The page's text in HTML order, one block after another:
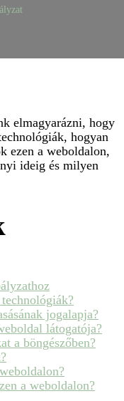
elmagyarázni, hogy
hogyan
ezen a weboldalon,
ideig és milyen
jogalapja?
látogatója?
a böngészőben?
a weboldalon?